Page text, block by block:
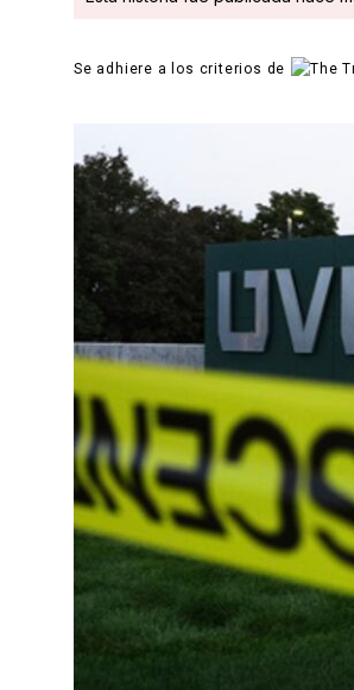
Se adhiere a los criterios de